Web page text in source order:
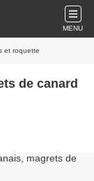
MENU
et roquette
de canard